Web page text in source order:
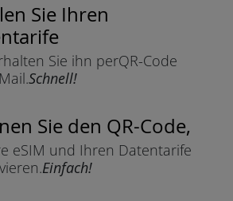
Sie Ihren
Sie ihn perQR-Code
Schnell!
Sie den QR-Code,
eSIM und Ihren Datentarife
Einfach!